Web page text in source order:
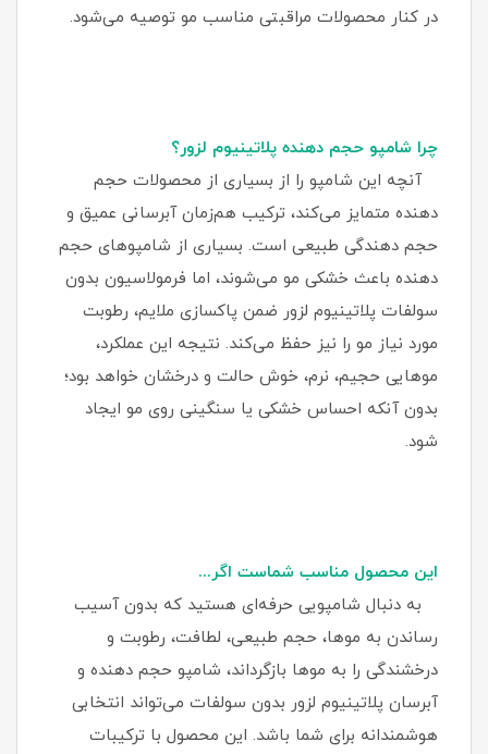
در کنار محصولات مراقبتی مناسب مو توصیه می‌شود.
چرا شامپو حجم دهنده پلاتینیوم لزور؟
آنچه این شامپو را از بسیاری از محصولات حجم‌
دهنده متمایز می‌کند، ترکیب هم‌زمان آبرسانی عمیق و
حجم‌ دهندگی طبیعی است. بسیاری از شامپوهای حجم‌
دهنده باعث خشکی مو می‌شوند، اما فرمولاسیون بدون
سولفات پلاتینیوم لزور ضمن پاکسازی ملایم، رطوبت
مورد نیاز مو را نیز حفظ می‌کند. نتیجه این عملکرد،
موهایی حجیم، نرم، خوش‌ حالت و درخشان خواهد بود؛
بدون آنکه احساس خشکی یا سنگینی روی مو ایجاد
شود.
این محصول مناسب شماست اگر...
به دنبال شامپویی حرفه‌ای هستید که بدون آسیب
رساندن به موها، حجم طبیعی، لطافت، رطوبت و
درخشندگی را به موها بازگرداند، شامپو حجم دهنده و
آبرسان پلاتینیوم لزور بدون سولفات می‌تواند انتخابی
هوشمندانه برای شما باشد. این محصول با ترکیبات